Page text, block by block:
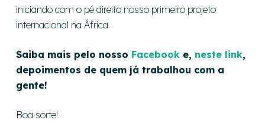
iniciando com o pé direito nosso primeiro projeto
internacional na África.
Saiba mais pelo nosso Facebooke, neste link,
depoimentos de quem já trabalhou com a
gente!
Boa sorte!